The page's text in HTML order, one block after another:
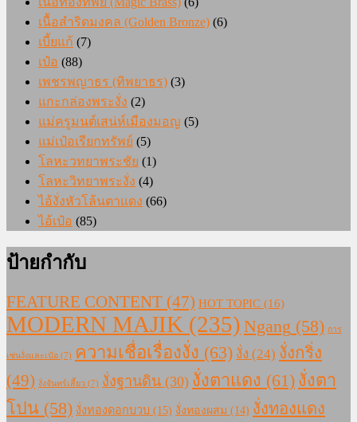
เนื้อสำริดมงคล (Golden Bronze) (6)
เบี้ยแก้ (7)
เป๋อ (88)
เพชรพญาธร (ทิพยาธร) (3)
แกะกล่องพระงั่ง (2)
แม่ครูมนต์เสน่ห์เมืองมอญ (5)
แม่เป๋อเรียกทรัพย์ (5)
โลหะวทยาพระชัย (1)
โลหะวิทยาพระงั่ง (4)
ไอ้งั่งหัวโล้นตาแดง (66)
ไอ้เป๋อ (85)
ป้ายกำกับ
FEATURE CONTENT (47) HOT TOPIC (16)
MODERN MAJIK (235) Ngang (58) การ
เซ่นงั่งและเป๋อ (7) ความเชื่อเรื่องงั่ง (63) งั่ง (24) งั่งกริ่ง
(49) งั่งจันทร์เสี้ยว (7) งั่งฐานดิน (30) งั่งตาแดง (61) งั่งตา
โปน (58) งั่งทองดอกบวบ (15) งั่งทองผสม (14) งั่งทองแดง